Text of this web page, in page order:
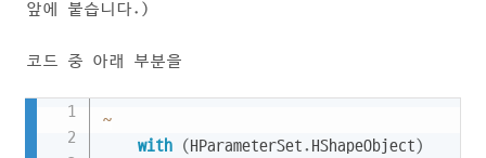
앞에 붙습니다.)
코드 중 아래 부분을
~
with (HParameterSet. HShapeObject)